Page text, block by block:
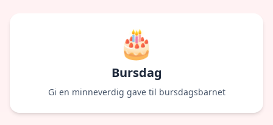
🎂
Bursdag
Gi en minneverdig gave til bursdagsbarnet